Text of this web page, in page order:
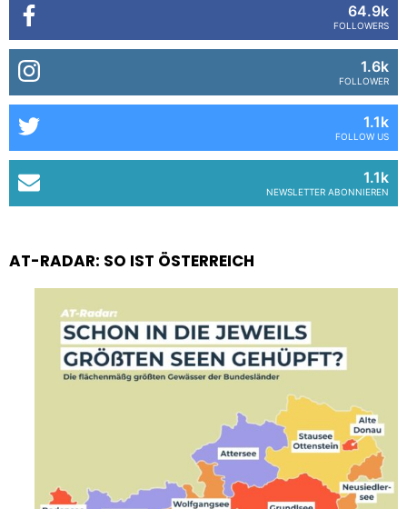
64.9k
FOLLOWERS
1.6k
FOLLOWER
1.1k
FOLLOW US
1.1k
NEWSLETTER ABONNIEREN
AT-RADAR: SO IST ÖSTERREICH